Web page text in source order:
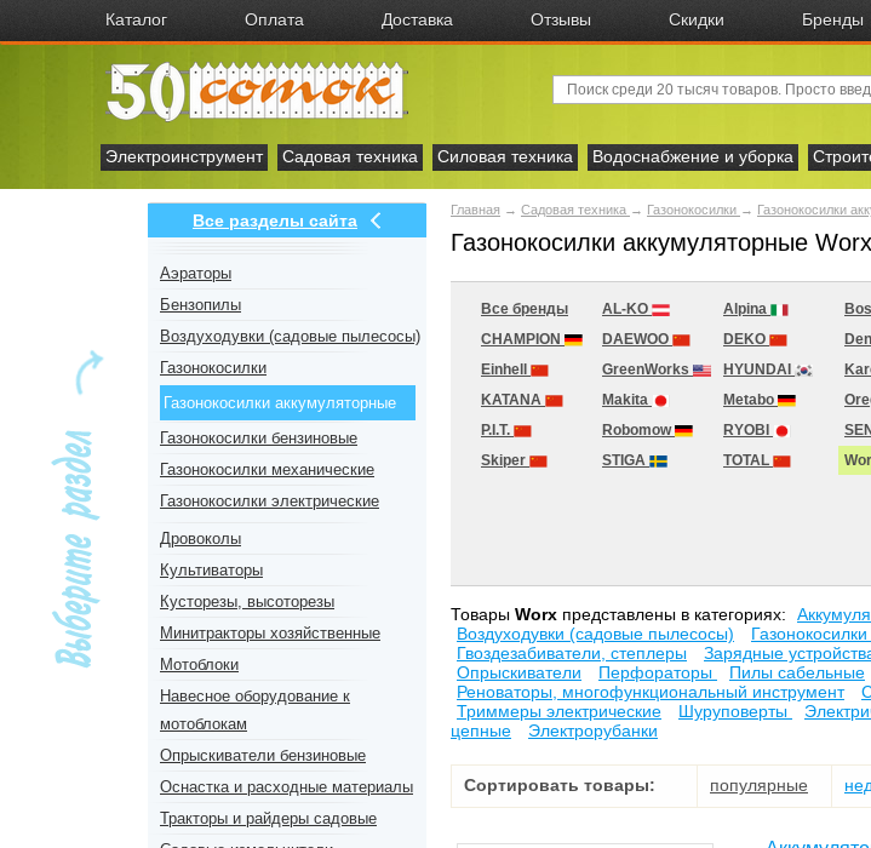
Каталог Оплата Доставка Отзывы Скидки Бренды
Электроинструмент
Садовая техника Силовая техника Водоснабжение и уборка
Все разделы сайта
Аэраторы
Бензопилы
Воздуходувки (садовые пылесосы)
Газонокосилки
Газонокосилки аккумуляторные
Газонокосилки бензиновые
Газонокосилки механические
Газонокосилки электрические
Дровоколы
Культиваторы
Кусторезы, высоторезы
Минитракторы хозяйственные
Мотоблоки
Навесное оборудование к
мотоблокам
Опрыскиватели бензиновые
Оснастка и расходные материалы
Тракторы и райдеры садовые
Главная → Садовая техника → Газонокосилки → Газонокосилки
Газонокосилки аккумуляторные
Все бренды AL-KO Alpina
CHAMPION
DAEWOO DEKO
Einhell
GreenWorks HYUNDAI
KATANA
Makita Metabo
P.I.T.
Robomow RYOBI
Skiper
STIGA TOTAL
Товары Worx представлены в категориях:
Воздуходувки (садовые пылесосы)
Гвоздезабиватели, степлеры
Зарядные
Опрыскиватели
Перфораторы Пилы сабельные
Реноваторы, многофункциональный инструмент
Триммеры электрические
Шуруповерты
цепные
Электрорубанки
Сортировать товары: популярные